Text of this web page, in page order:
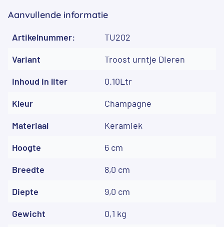
Aanvullende informatie
Artikelnummer:
TU202
Variant
Troost urntje Dieren
Inhoud in liter
0.10Ltr
Kleur
Champagne
Materiaal
Keramiek
Hoogte
6 cm
Breedte
8,0 cm
Diepte
9,0 cm
Gewicht
0,1 kg